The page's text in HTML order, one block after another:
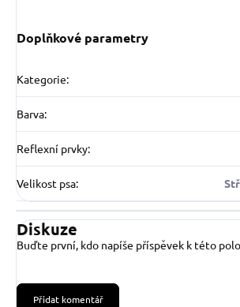
Doplňkové parametry
Kategorie:
Barva:
Reflexní prvky:
Velikost psa:
Diskuze
Buďte první, kdo napíše příspěvek k této
Přidat komentář